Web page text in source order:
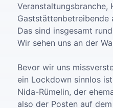
Veranstaltungsbranche,
Gaststättenbetreibende
Das sind insgesamt
Wir sehen uns an der
Bevor wir uns
ein Lockdown sinnlos
Nida-Rümelin, der
also der Posten auf